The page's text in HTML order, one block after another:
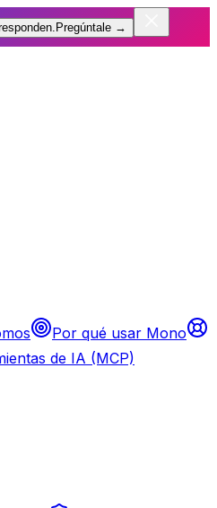
Pregúntale →
Por qué usar Mono
de IA (MCP)